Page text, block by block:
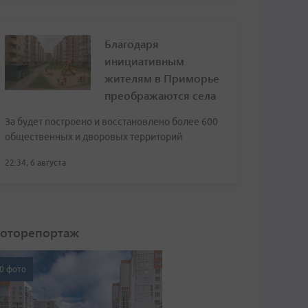
Благодаря
инициативным
жителям в Приморье
преображаются села
За будет построено и восстановлено более 600
общественных и дворовых территорий
22:34, 6 августа
фото